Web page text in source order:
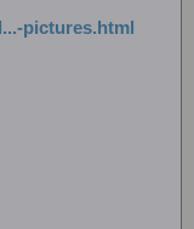
pictures.html